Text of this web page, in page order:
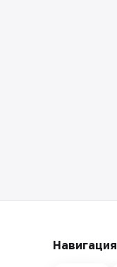
Навигация